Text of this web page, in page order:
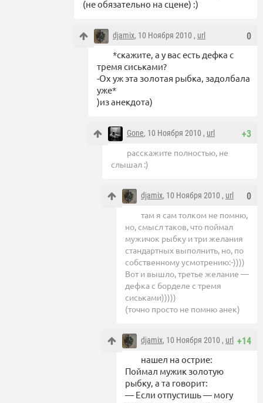
(не обязательно на сцене) :)
0
djamix, 10 Ноября 2010 , url
*скажите, а у вас есть дефка с
тремя сиськами?
-Ох уж эта золотая рыбка, задолбала
уже*
)из анекдота)
+3
Gone, 10 Ноября 2010 , url
расскажите полностью, не
слышал :)
0
djamix, 10 Ноября 2010 , url
там я сам толком не помню,
но, смысл таков, что поймал
мужичок рыбку и три желания
стандартных выполнить, но, по
собственному усмотрению:-))))
Вот и вышло, третье желание —
дефка с борделе с тремя
сиськами)))))
(точно просто не помню анек)
+14
djamix, 10 Ноября 2010 , url
нашел на острие:
Поймал мужик золотую
рыбку, а та говорит:
— Если отпустишь — могу